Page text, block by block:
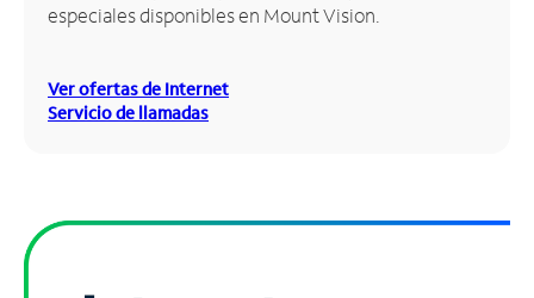
especiales disponibles en Mount Vision.
Ver ofertas de Internet
Servicio de llamadas